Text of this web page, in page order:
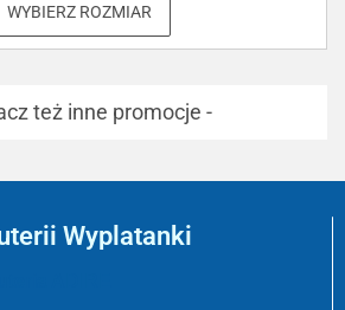
WYBIERZ ROZMIAR
też inne promocje -
Wyplatanki